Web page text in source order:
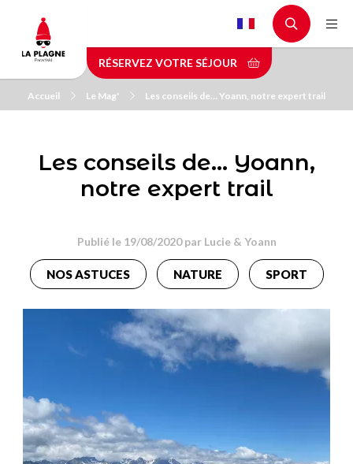
contenu
principal
RÉSERVEZ VOTRE SÉJOUR
Accueil Le Mag' Les conseils de… Yoann, notre expert trail
Les conseils de… Yoann,
notre expert trail
Publié le 19/08/2020 par Lucie & Yoann
NOS ASTUCES NATURE SPORT